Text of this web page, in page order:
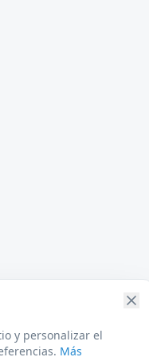
y personalizar el
Más